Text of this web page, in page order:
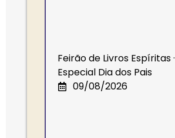
Feirão de Livros Espíritas ·
Especial Dia dos Pais
09/08/2026